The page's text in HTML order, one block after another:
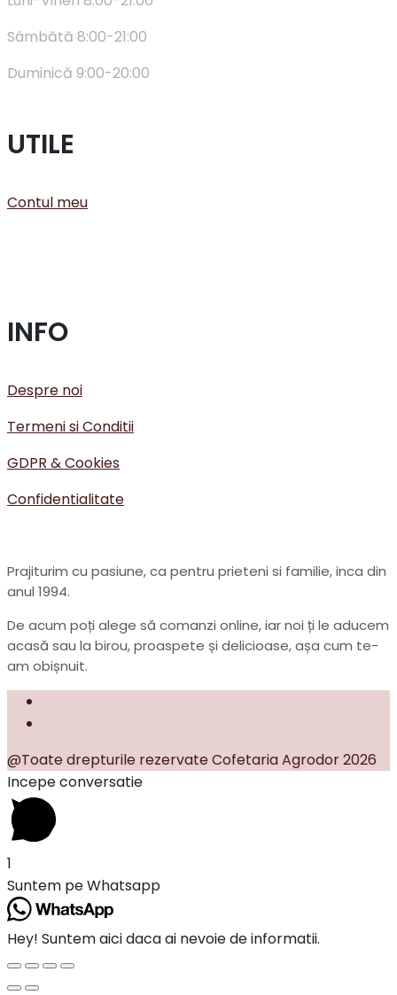
Sâmbătă 8:00-21:00
Duminică 9:00-20:00
UTILE
Contul meu
INFO
Despre noi
Termeni si Conditii
GDPR & Cookies
Confidentialitate
Prajiturim cu pasiune, ca pentru prieteni si familie, inca din
anul 1994.
De acum poți alege să comanzi online, iar noi ți le aducem
acasă sau la birou, proaspete și delicioase, așa cum te-
am obișnuit.
@Toate drepturile rezervate Cofetaria Agrodor 2026
Incepe conversatie
1
Suntem pe Whatsapp
Hey! Suntem aici daca ai nevoie de informatii.